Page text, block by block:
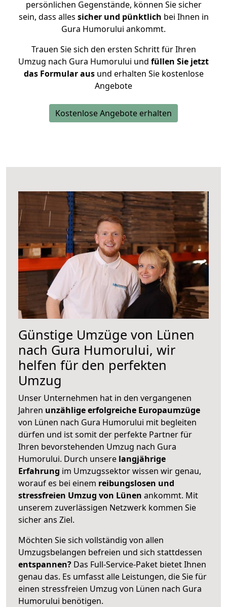
persönlichen Gegenstände, können Sie sicher
sein, dass alles sicher und pünktlich bei Ihnen in
Gura Humorului ankommt.
Trauen Sie sich den ersten Schritt für Ihren
Umzug nach Gura Humorului und füllen Sie jetzt
das Formular ausund erhalten Sie kostenlose
Angebote
Kostenlose Angebote erhalten
Günstige Umzüge von Lünen
nach Gura Humorului, wir
helfen für den perfekten
Umzug
Unser Unternehmen hat in den vergangenen
Jahren unzählige erfolgreiche Europaumzüge
von Lünen nach Gura Humorului mit begleiten
dürfen und ist somit der perfekte Partner für
Ihren bevorstehenden Umzug nach Gura
Humorului. Durch unsere langjährige
Erfahrung im Umzugssektor wissen wir genau,
worauf es bei einem reibungslosen und
stressfreien Umzug von Lünen ankommt. Mit
unserem zuverlässigen Netzwerk kommen Sie
sicher ans Ziel.
Möchten Sie sich vollständig von allen
Umzugsbelangen befreien und sich stattdessen
entspannen? Das Full-Service-Paket bietet Ihnen
genau das. Es umfasst alle Leistungen, die Sie für
einen stressfreien Umzug von Lünen nach Gura
Humorului benötigen.